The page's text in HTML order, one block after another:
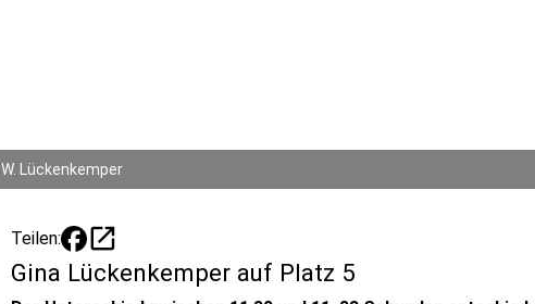
W. Lückenkemper
Teilen: open_in_new
Gina Lückenkemper auf Platz 5